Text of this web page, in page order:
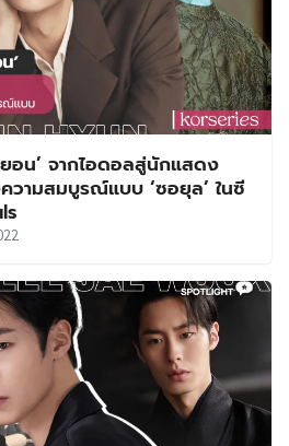
อน’ จากไอดอลสู่นักแสดง
วามสมบูรณ์แบบ ‘ซอยุล’ ในซี